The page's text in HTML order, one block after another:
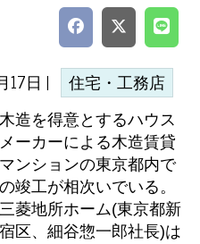
17日 | 住宅・工務店
木造を得意とするハウス
メーカーによる木造賃貸
マンションの東京都内で
の竣工が相次いでいる。
三菱地所ホーム(東京都新
宿区、細谷惣一郎社長)は